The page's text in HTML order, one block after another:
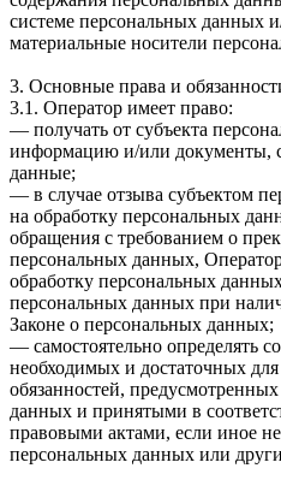
системе персональных данных
материальные носители
3. Основные права и
3.1. Оператор имеет право:
— получать от субъекта
информацию и/или документы,
данные;
— в случае отзыва субъектом
на обработку персональных
обращения с требованием о
персональных данных,
обработку персональных данных
персональных данных при
Законе о персональных данных;
— самостоятельно определять
необходимых и достаточных
обязанностей,
данных и принятыми в
правовыми актами, если иное
персональных данных или